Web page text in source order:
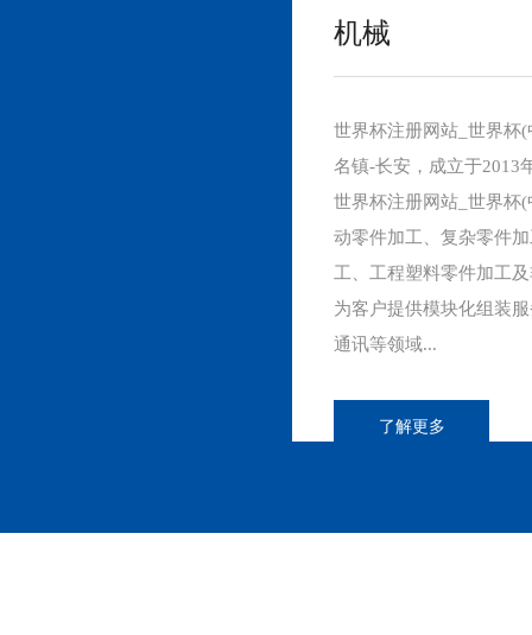
机械
世界杯注册网站_世界杯
名镇-长安，成立于2013
世界杯注册网站_世界杯
动零件加工、复杂零件
工、工程塑料零件加工
为客户提供模块化组装
通讯等领域...
了解更多